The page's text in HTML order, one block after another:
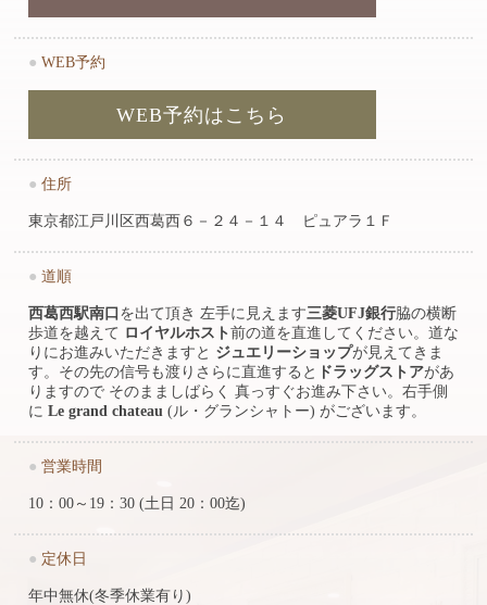
● WEB予約
WEB予約はこちら
● 住所
東京都江戸川区西葛西６－２４－１４ ピュアラ１Ｆ
● 道順
西葛西駅南口 を出て頂き 左手に見えます三菱UFJ銀行脇の横断
歩道を越えて ロイヤルホスト 前の道を直進してください。道な
りにお進みいただきますと ジュエリーショップが見えてきま
す。その先の信号も渡りさらに直進すると ドラッグストアがあ
りますので そのまましばらく 真っすぐお進み下さい。右手側
に Le grand chateau (ル・グランシャトー) がございます。
● 営業時間
10：00～19：30 (土日 20：00迄)
● 定休日
年中無休(冬季休業有り)